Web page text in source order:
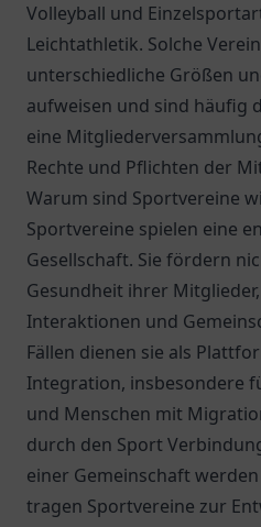
Volleyball und
Leichtathletik. Solche
unterschiedliche Größen
aufweisen und sind häufig
eine
Rechte und Pflichten der
Warum sind Sportvereine
Sportvereine spielen eine
Gesellschaft. Sie fördern
Gesundheit ihrer
Interaktionen und
Fällen dienen sie als
Integration, insbesondere
und Menschen mit
durch den Sport
einer Gemeinschaft
tragen Sportvereine zur